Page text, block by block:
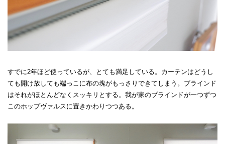
すでに2年ほど使っているが、とても満足している。カーテンはどうし
ても開け放しても端っこに布の塊がもっさりできてしまう。ブラインド
はそれがほとんどなくスッキリとする。我が家のブラインドが一つずつ
このホップヴァルスに置きかわりつつある。